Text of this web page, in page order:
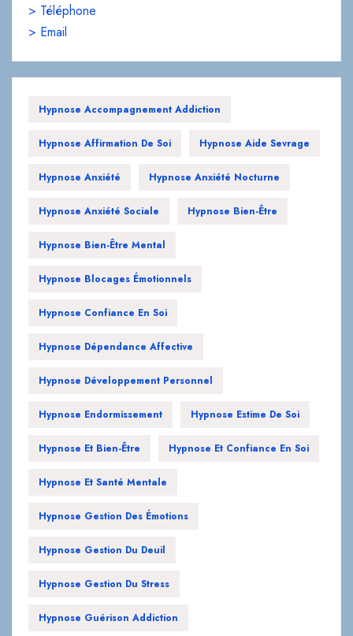
> Téléphone
> Email
Hypnose Accompagnement Addiction
Hypnose Affirmation De Soi Hypnose Aide Sevrage
Hypnose Anxiété Hypnose Anxiété Nocturne
Hypnose Anxiété Sociale Hypnose Bien-Être
Hypnose Bien-Être Mental
Hypnose Blocages Émotionnels
Hypnose Confiance En Soi
Hypnose Dépendance Affective
Hypnose Développement Personnel
Hypnose Endormissement Hypnose Estime De Soi
Hypnose Et Bien-Être Hypnose Et Confiance En Soi
Hypnose Et Santé Mentale
Hypnose Gestion Des Émotions
Hypnose Gestion Du Deuil
Hypnose Gestion Du Stress
Hypnose Guérison Addiction